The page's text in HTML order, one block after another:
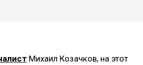
Михаил Козачков, на этот